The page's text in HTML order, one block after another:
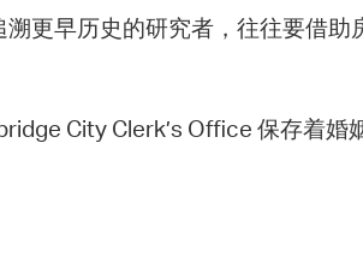
更早历史的研究者，往往要借助
City Clerk’s Office 保存着婚